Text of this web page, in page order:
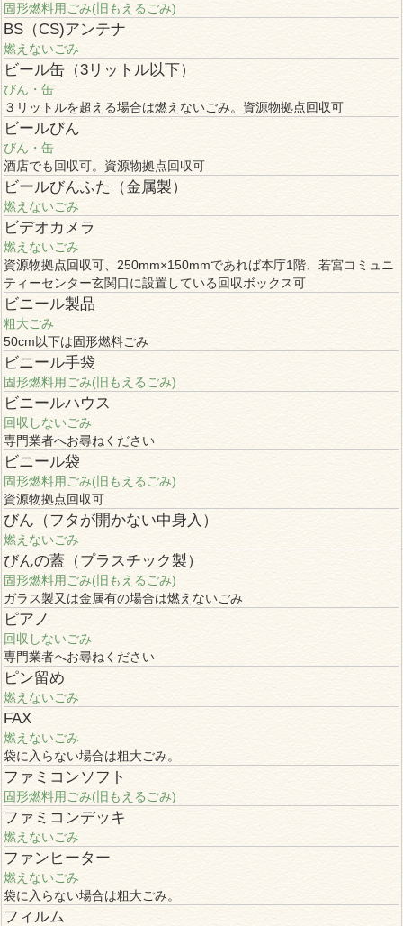
固形燃料用ごみ(旧もえるごみ)
BS（CS)アンテナ
燃えないごみ
ビール缶（3リットル以下）
びん・缶
３リットルを超える場合は燃えないごみ。資源物拠点回収可
ビールびん
びん・缶
酒店でも回収可。資源物拠点回収可
ビールびんふた（金属製）
燃えないごみ
ビデオカメラ
燃えないごみ
資源物拠点回収可、250mm×150mmであれば本庁1階、若宮コミュニ
ティーセンター玄関口に設置している回収ボックス可
ビニール製品
粗大ごみ
50cm以下は固形燃料ごみ
ビニール手袋
固形燃料用ごみ(旧もえるごみ)
ビニールハウス
回収しないごみ
専門業者へお尋ねください
ビニール袋
固形燃料用ごみ(旧もえるごみ)
資源物拠点回収可
びん（フタが開かない中身入）
燃えないごみ
びんの蓋（プラスチック製）
固形燃料用ごみ(旧もえるごみ)
ガラス製又は金属有の場合は燃えないごみ
ピアノ
回収しないごみ
専門業者へお尋ねください
ピン留め
燃えないごみ
FAX
燃えないごみ
袋に入らない場合は粗大ごみ。
ファミコンソフト
固形燃料用ごみ(旧もえるごみ)
ファミコンデッキ
燃えないごみ
ファンヒーター
燃えないごみ
袋に入らない場合は粗大ごみ。
フィルム